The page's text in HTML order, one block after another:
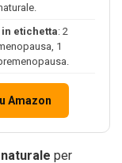
etichetta: 2
1
Amazon
per